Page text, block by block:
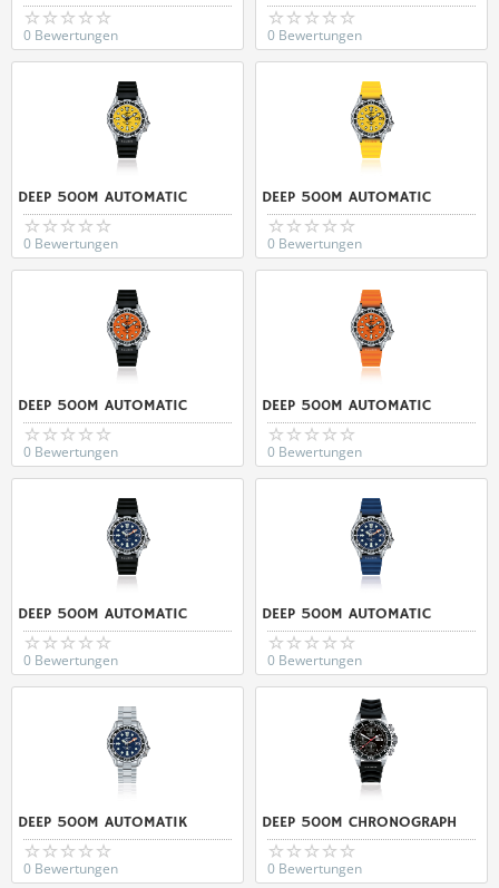
0 Bewertungen 0 Bewertungen
DEEP 500M AUTOMATIC
0 Bewertungen
DEEP 500M AUTOMATIC
0 Bewertungen
DEEP 500M AUTOMATIC
0 Bewertungen
DEEP 500M AUTOMATIC
0 Bewertungen
DEEP 500M AUTOMATIC
0 Bewertungen
DEEP 500M AUTOMATIC
0 Bewertungen
DEEP 500M AUTOMATIK
0 Bewertungen
DEEP 500M CHRONOGRAPH
0 Bewertungen